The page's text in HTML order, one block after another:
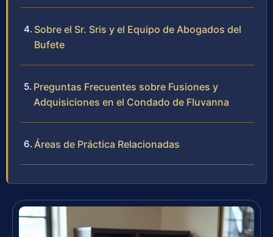
Sobre el Sr. Sris y el Equipo de Abogados del
Bufete
Preguntas Frecuentes sobre Fusiones y
Adquisiciones en el Condado de Fluvanna
Áreas de Práctica Relacionadas